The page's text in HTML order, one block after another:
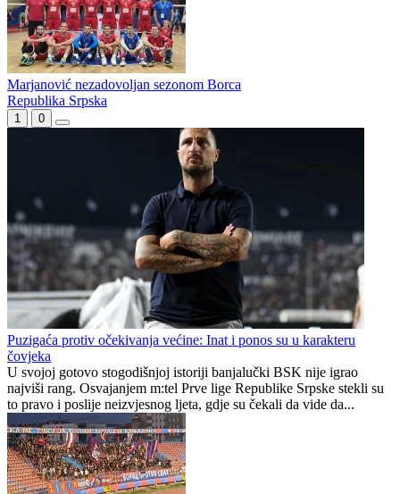
Ljubinje i Tempo u finalu Kupa RS
Poznati polufinalisti odbojkaškog Kupa Republike Srpske
Počinje 7. Memorijal Limun Papaić
Marjanović nezadovoljan sezonom Borca
Republika Srpska
1 0